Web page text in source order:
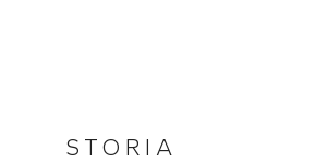
STORIA